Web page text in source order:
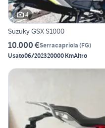
4
Suzuky GSX S1000
10.000 €Serracapriola (FG)
Usato06/202320000 KmAltro